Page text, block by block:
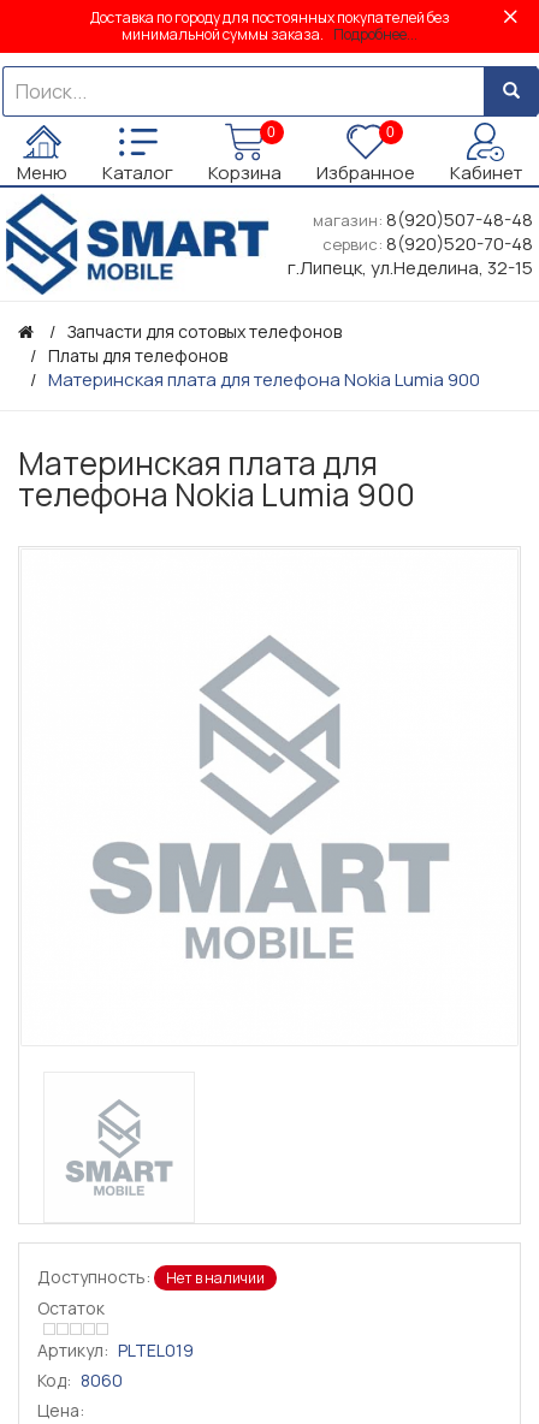
Доставка по городу для постоянных покупателей без
минимальной суммы заказа. Подробнее...
Меню Каталог
0
Корзина
0
Избранное Кабинет
магазин: 8(920)507-48-48
сервис: 8(920)520-70-48
г.Липецк, ул.Неделина, 32-15
Запчасти для сотовых телефонов
Платы для телефонов
Материнская плата для телефона Nokia Lumia 900
Материнская плата для
телефона Nokia Lumia 900
Доступность: Нет в наличии
Остаток
Артикул: PLTEL019
Код: 8060
Цена: